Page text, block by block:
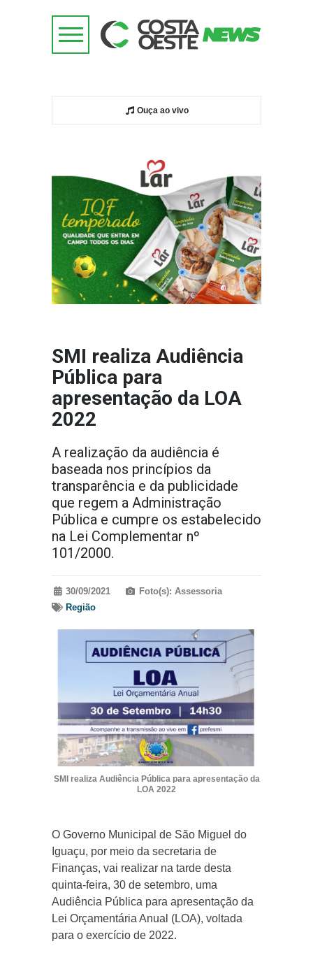
Ouça ao vivo
SMI realiza Audiência
Pública para
apresentação da LOA
2022
A realização da audiência é
baseada nos princípios da
transparência e da publicidade
que regem a Administração
Pública e cumpre os estabelecido
na Lei Complementar nº
101/2000.
30/09/2021
Foto(s): Assessoria
Região
SMI realiza Audiência Pública para apresentação da
LOA 2022
O Governo Municipal de São Miguel do
Iguaçu, por meio da secretaria de
Finanças, vai realizar na tarde desta
quinta-feira, 30 de setembro, uma
Audiência Pública para apresentação da
Lei Orçamentária Anual (LOA), voltada
para o exercício de 2022.